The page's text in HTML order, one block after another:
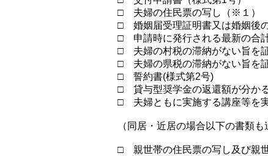
□ 夫婦の住民票の写し（※１）
□ 婚姻届受理証明書又は婚姻後
□ 申請時に発行される最新の合
□ 夫婦の村税の滞納がない旨を
□ 夫婦の県税の滞納がない旨を
□ 誓約書(様式第2号)
□ 貸与型奨学金の返還額が分か
□ 夫婦ともに実施する講座等を
（同居・近居の場合以下の書類も
□ 親世帯の住民票の写し及び親